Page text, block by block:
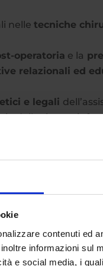
contenuti ed
informazioni sul
e social media, i
nelletecniche
operatoria e la
relazionali ed
e legali
della ricerca
fisiopatologia
operatoria, 13 CFU
urologica,
ed Evidence-